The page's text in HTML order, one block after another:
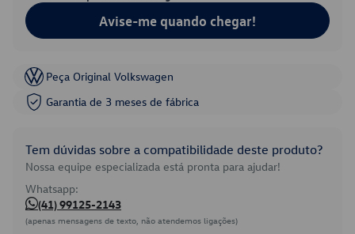
Avise-me quando chegar!
Peça Original Volkswagen
Garantia de 3 meses de fábrica
Tem dúvidas sobre a compatibilidade deste produto?
Nossa equipe especializada está pronta para ajudar!
Whatsapp:
(41) 99125-2143
(apenas mensagens de texto, não atendemos ligações)